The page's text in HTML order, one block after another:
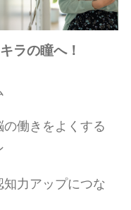
ラの瞳へ！
働きをよくする
力アップにつな